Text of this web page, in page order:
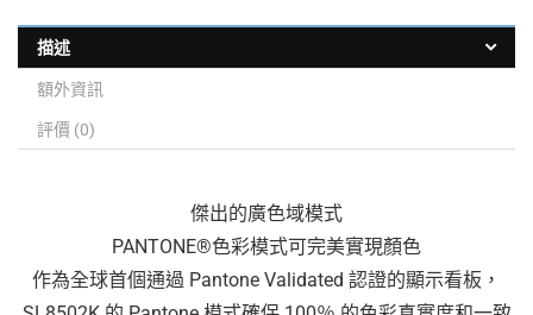
描述
額外資訊
評價 (0)
傑出的廣色域模式
PANTONE®色彩模式可完美實現顏色
作為全球首個通過 Pantone Validated 認證的顯示看板，